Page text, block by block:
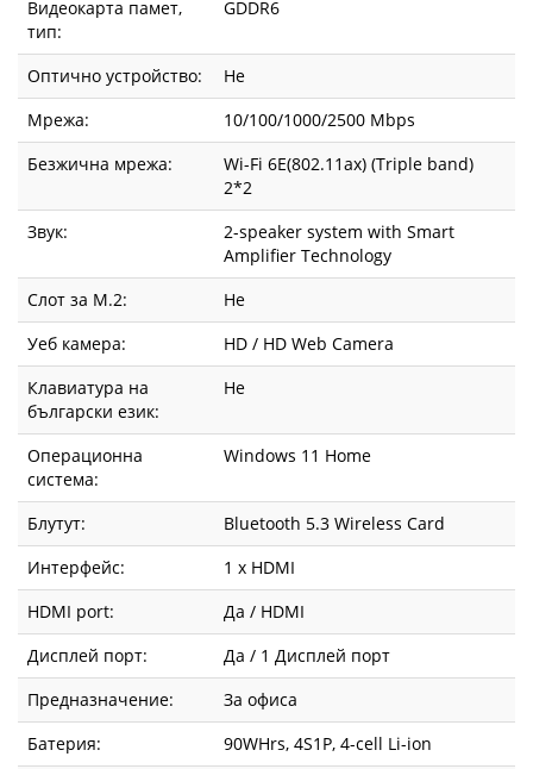
Видеокарта памет,
тип:
GDDR6
Оптично устройство:
Не
Мрежа:
10/100/1000/2500 Mbps
Безжична мрежа:
Wi-Fi 6E(802.11ax) (Triple band)
2*2
Звук:
2-speaker system with Smart
Amplifier Technology
Слот за М.2:
Не
Уеб камера:
HD / HD Web Camera
Клавиатура на
български език:
Не
Операционна
система:
Windows 11 Home
Блутут:
Bluetooth 5.3 Wireless Card
Интерфейс:
1 x HDMI
HDMI port:
Да / HDMI
Дисплей порт:
Да / 1 Дисплей порт
Предназначение:
За офиса
Батерия:
90WHrs, 4S1P, 4-cell Li-ion